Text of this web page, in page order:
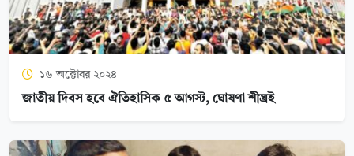
১৬ অক্টোবর ২০২৪
জাতীয় দিবস হবে ঐতিহাসিক ৫ আগস্ট, ঘোষণা শীঘ্রই